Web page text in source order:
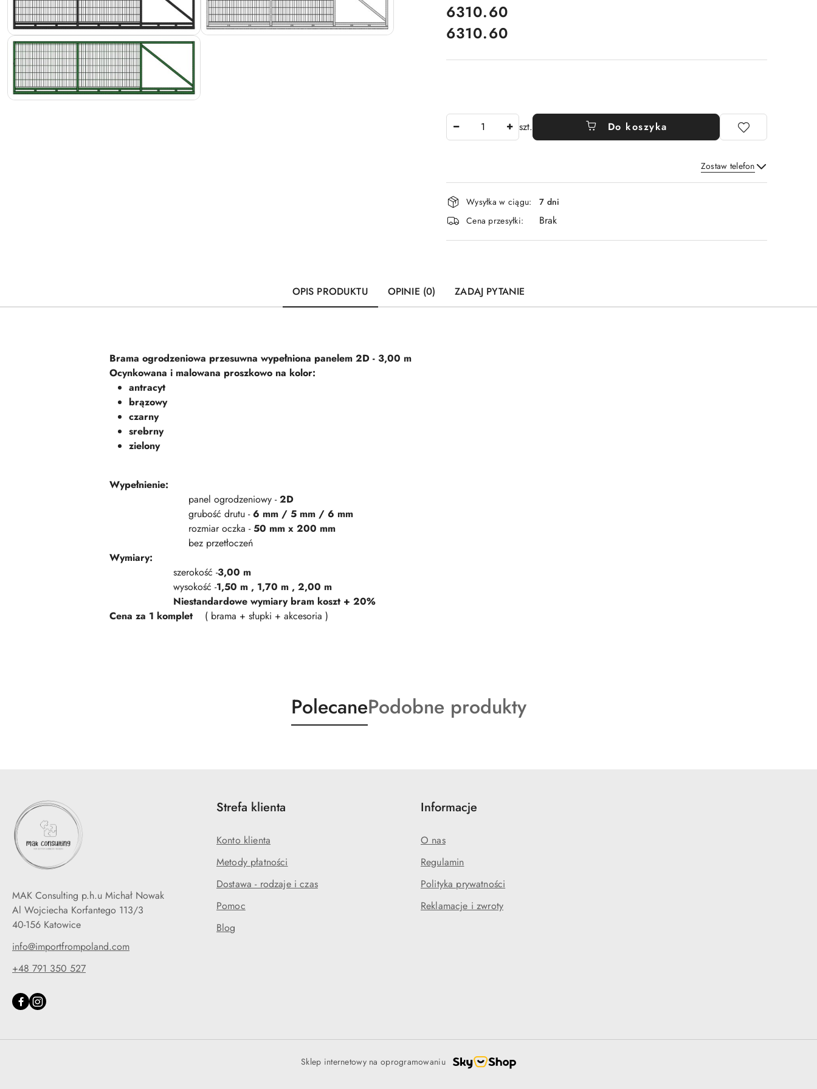
cena:
6310.60
Cena:
6310.60
szt. Do koszyka
Zostaw telefon
Wyślij
Dostępność
i
dostawa
Wysyłka w ciągu:
7 dni
Cena przesyłki:
Brak
OPIS PRODUKTU OPINIE (0) ZADAJ PYTANIE
Brama ogrodzeniowa przesuwna wypełniona panelem 2D - 3,00 m
Ocynkowana i malowana proszkowo na kolor:
antracyt
brązowy
czarny
srebrny
zielony
Wypełnienie:
panel ogrodzeniowy -2D
grubość drutu -6 mm / 5 mm / 6 mm
rozmiar oczka -50 mm x 200 mm
bez przetłoczeń
Wymiary:
szerokość -3,00 m
wysokość -1,50 m , 1,70 m , 2,00 m
Niestandardowe wymiary bram koszt + 20%
Cena za 1 komplet ( brama + słupki + akcesoria )
Produkty
o
PolecaneProdukty
o
Podobne produkty
MAK Consulting p.h.u Michał Nowak
Al Wojciecha Korfantego 113/3
40-156 Katowice
info@importfrompoland.com
+48 791 350 527
Strefa klienta
Konto klienta
Metody płatności
Dostawa - rodzaje i czas
Pomoc
Blog
Informacje
O nas
Regulamin
Polityka prywatności
Reklamacje i zwroty
Sklep internetowy na oprogramowaniu